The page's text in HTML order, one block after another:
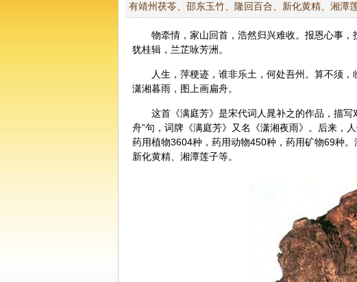
有靖州茯苓、邵东玉竹、隆回百合、新化黄精、湘潭莲
物牵情，家山回首，浩然归兴难收。报恩心事
犹桂辑，兰芷咏芳洲。
人生，萍梗迹，谁非乐土，何处吾州。算不须
潇湘暮雨，图上画扁舟。
这首《满庭芳》是宋代词人晁补之的作品，描
舟”句，词牌《满庭芳》又名《潇湘夜雨》。后来，
药用植物3604种，药用动物450种，药用矿物69种
新化黄精 、湘潭莲子等。